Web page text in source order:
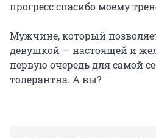
прогресс спасибо моему
Мужчине, который
девушкой — настоящей и
первую очередь для самой
толерантна. А вы?